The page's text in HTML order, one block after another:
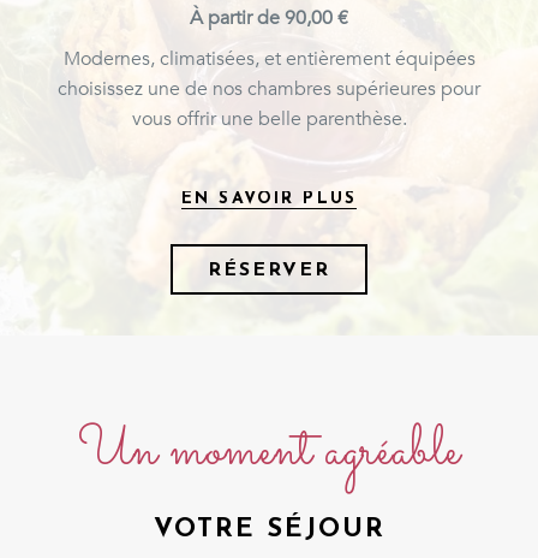
À partir de 90,00 €
Modernes, climatisées, et entièrement équipées
choisissez une de nos chambres supérieures pour
vous offrir une belle parenthèse.
EN SAVOIR PLUS
RÉSERVER
Un moment agréable
VOTRE SÉJOUR